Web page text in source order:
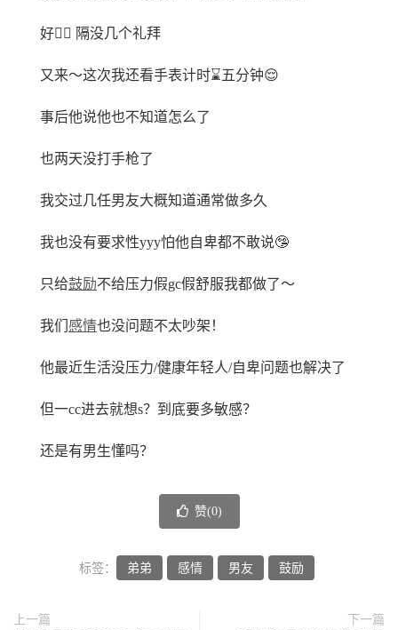
好👌🏽 隔没几个礼拜
又来～这次我还看手表计时⌛️五分钟😌
事后他说他也不知道怎么了
也两天没打手枪了
我交过几任男友大概知道通常做多久
我也没有要求性yyy怕他自卑都不敢说🤥
只给鼓励不给压力假gc假舒服我都做了～
我们 感情也没问题不太吵架！
他最近生活没压力/健康年轻人/自卑问题也解决了
但一cc进去就想s？到底要多敏感？
还是有男生懂吗？
赞(0)
标签： 弟弟 感情 男友 鼓励
上一篇
下一篇